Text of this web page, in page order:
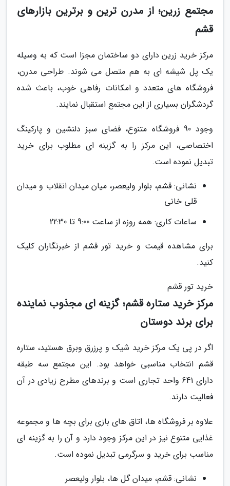
مجتمع زرین؛ از مدرن ترین و برترین بازارهای
قشم
مرکز خرید زرین دارای دو ساختمان مجزا است که به وسیله
یک پل شیشه ای به هم متصل می شوند. طراحی مدرن،
فروشگاه های متعدد و امکانات رفاهی خوب، باعث شده
گردشگران بسیاری از این مجتمع استقبال نمایند.
وجود 90 فروشگاه متنوع، فضای سبز دلنشین و پارکینگ
اختصاصی، این مرکز را به گزینه ای مطلوب برای خرید
تبدیل نموده است.
نشانی: قشم، بلوار ولیعصر، میان میدان انقلاب و میدان
قلی خانی
ساعات کاری: همه روزه از ساعت 9:00 تا 22:30
برای مشاهده قیمت و خرید تور قشم از خبرنگاران کلیک
کنید.
خرید تور قشم
مرکز خرید ستاره قشم؛ گزینه ای مجذوب نماینده
برای برند دوستان
اگر در پی یک مرکز خرید شیک و پرزرق وبرق هستید، ستاره
قشم انتخاب مناسبی خواهد بود. این مجتمع سه طبقه
دارای 641 واحد تجاری است و برندهای مطرح زیادی در آن
فعالیت دارند.
علاوه بر فروشگاه ها، اتاق های بازی برای بچه ها و مجموعه
غذایی متنوع نیز در این مرکز وجود دارد و آن را به گزینه ای
مناسب برای خرید و سرگرمی تبدیل نموده است.
نشانی: قشم، میدان گل ها، بلوار ولیعصر